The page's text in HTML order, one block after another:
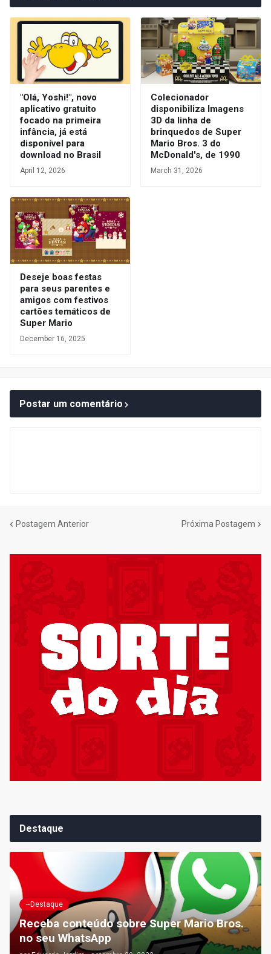
"Olá, Yoshi!", novo
aplicativo gratuito
focado na primeira
infância, já está
disponível para
download no Brasil
April 12, 2026
Colecionador
disponibiliza Imagens
3D da linha de
brinquedos de Super
Mario Bros. 3 do
McDonald's, de 1990
March 31, 2026
Deseje boas festas
para seus parentes e
amigos com festivos
cartões temáticos de
Super Mario
December 16, 2025
Postar um comentário
Postagem Anterior Próxima Postagem
Destaque
~Destaque
Receba conteúdo sobre Super Mario Bros.
no seu WhatsApp